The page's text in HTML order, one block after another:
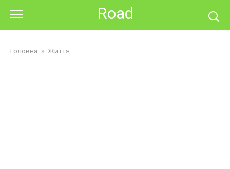
content
Road
Головна » Життя